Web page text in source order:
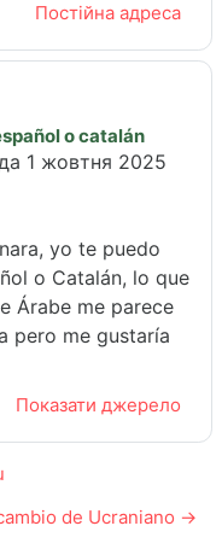
Постійна адреса
o catalán
1 жовтня 2025
yo te puedo
o Catalán, lo que
Árabe me parece
pero me gustaría
Показати джерело
de Ucraniano →